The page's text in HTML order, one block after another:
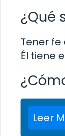
¿Qué
Tener fe
Él tiene
Leer